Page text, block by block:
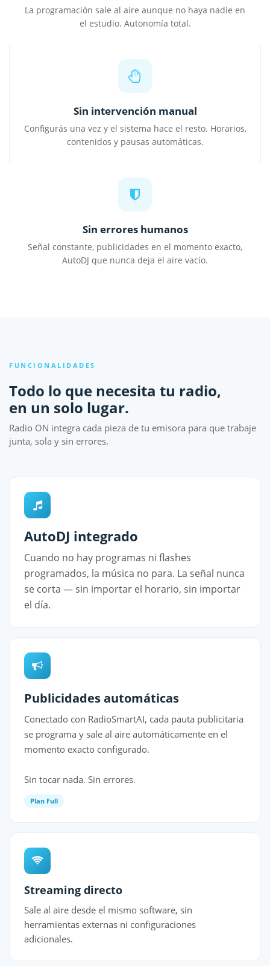
La programación sale al aire aunque no haya nadie en
el estudio. Autonomía total.
Sin intervención manual
Configurás una vez y el sistema hace el resto. Horarios,
contenidos y pausas automáticas.
Sin errores humanos
Señal constante, publicidades en el momento exacto,
AutoDJ que nunca deja el aire vacío.
FUNCIONALIDADES
Todo lo que necesita tu radio,
en un solo lugar.
Radio ON integra cada pieza de tu emisora para que trabaje
junta, sola y sin errores.
AutoDJ integrado
Cuando no hay programas ni flashes
programados, la música no para. La señal nunca
se corta — sin importar el horario, sin importar
el día.
Publicidades automáticas
Conectado con RadioSmartAI, cada pauta publicitaria
se programa y sale al aire automáticamente en el
momento exacto configurado.
Sin tocar nada. Sin errores.
Plan Full
Streaming directo
Sale al aire desde el mismo software, sin
herramientas externas ni configuraciones
adicionales.